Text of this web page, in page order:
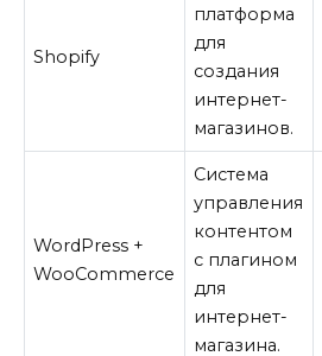
Shopify
платформа
для
создания
интернет-
магазинов.
WordPress +
WooCommerce
Система
управления
контентом
с плагином
для
интернет-
магазина.